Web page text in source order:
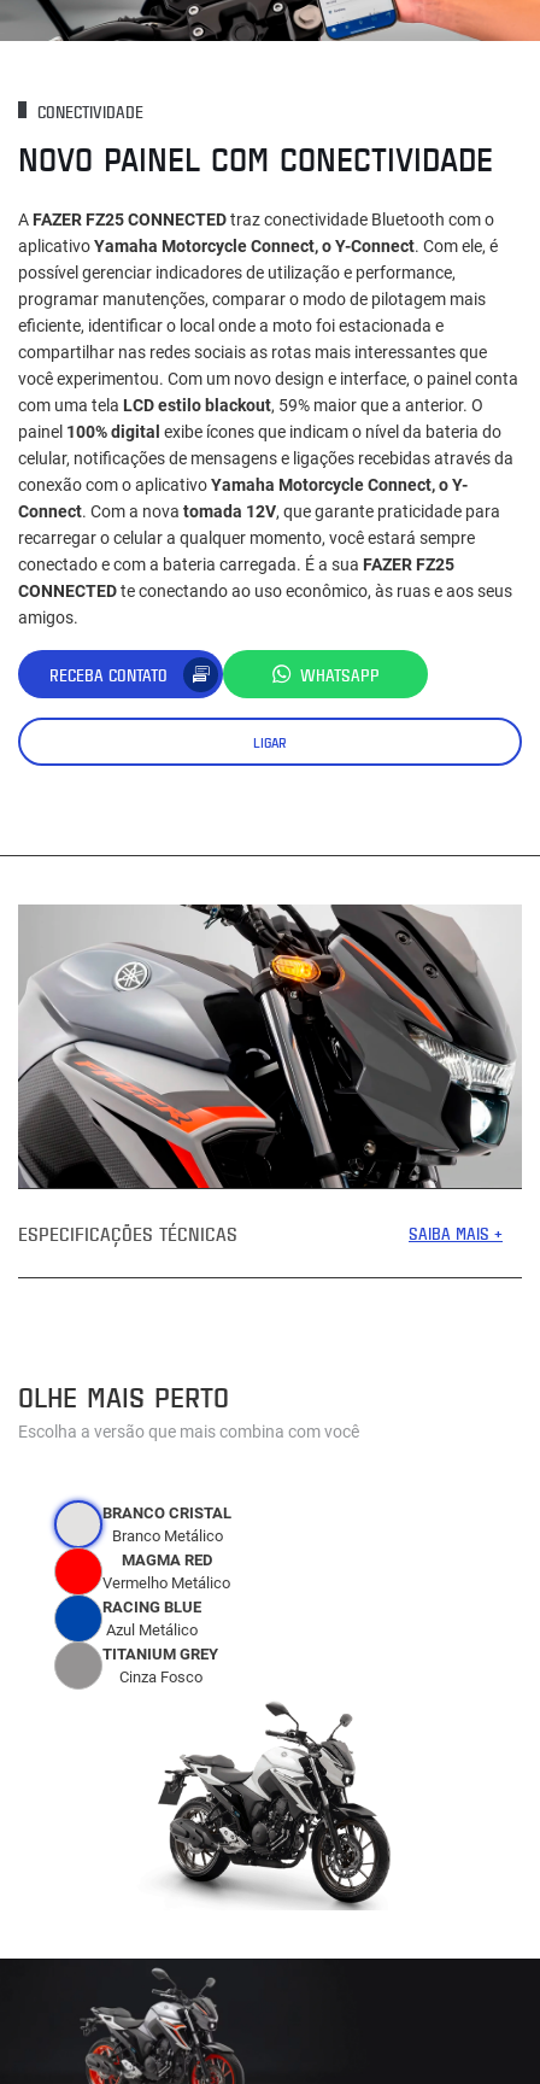
CONECTIVIDADE
NOVO PAINEL COM CONECTIVIDADE
A FAZER FZ25 CONNECTEDtraz conectividade Bluetooth com o
aplicativoYamaha Motorcycle Connect, o Y-Connect. Com ele, é
possível gerenciar indicadores de utilização e performance,
programar manutenções, comparar o modo de pilotagem mais
eficiente, identificar o local onde a moto foi estacionada e
compartilhar nas redes sociais as rotas mais interessantes que
você experimentou. Com um novo design e interface, o painel conta
com uma tela LCD estilo blackout, 59% maior que a anterior. O
painel 100% digital exibe ícones que indicam o nível da bateria do
celular, notificações de mensagens e ligações recebidas através da
conexão com o aplicativoYamaha Motorcycle Connect, o Y-
Connect. Com a nova tomada 12V, que garante praticidade para
recarregar o celular a qualquer momento, você estará sempre
conectado e com a bateria carregada. É a sua FAZER FZ25
CONNECTEDte conectando ao uso econômico, às ruas e aos seus
amigos.
RECEBA CONTATO WHATSAPP
LIGAR
ESPECIFICAÇÕES TÉCNICAS SAIBA MAIS +
OLHE MAIS PERTO
Escolha a versão que mais combina com você
BRANCO CRISTAL
Branco Metálico
MAGMA RED
Vermelho Metálico
RACING BLUE
Azul Metálico
TITANIUM GREY
Cinza Fosco